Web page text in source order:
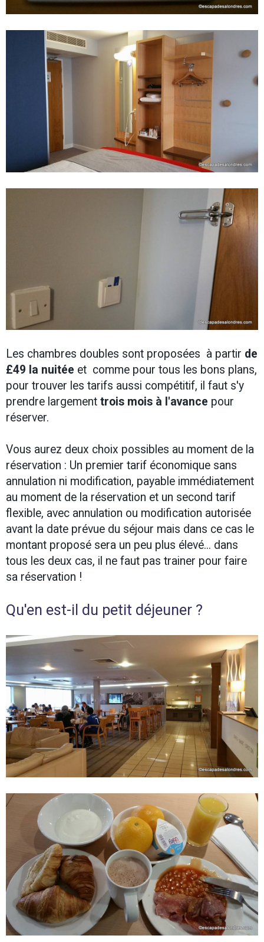
Les chambres doubles sont proposées à partir de
£49 la nuitée et comme pour tous les bons plans,
pour trouver les tarifs aussi compétitif, il faut s'y
prendre largement trois mois à l'avance pour
réserver.
Vous aurez deux choix possibles au moment de la
réservation : Un premier tarif économique sans
annulation ni modification, payable immédiatement
au moment de la réservation et un second tarif
flexible, avec annulation ou modification autorisée
avant la date prévue du séjour mais dans ce cas le
montant proposé sera un peu plus élevé... dans
tous les deux cas, il ne faut pas trainer pour faire
sa réservation !
Qu'en est-il du petit déjeuner ?